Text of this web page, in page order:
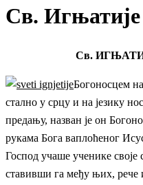
Св. Игњатије
Св.
Богоносцем
стално у срцу и на језику
предању, назван је он
рукама Бога ваплоћеног
Господ учаше ученике своје
ставивши га међу њих, рече